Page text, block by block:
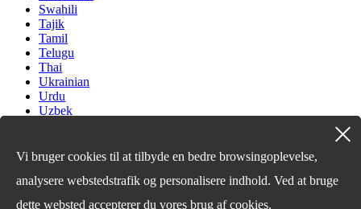
Swahili
Tajik
Tamil
Telugu
Thai
Ukrainian
Urdu
Uzbek
Xhosa
Yoruba
Zulu
Vi bruger cookies til at tilbyde en bedre browsingoplevelse,
analysere webstedstrafik og personalisere indhold. Ved at bruge
dette websted accepterer du vores brug af cookies.